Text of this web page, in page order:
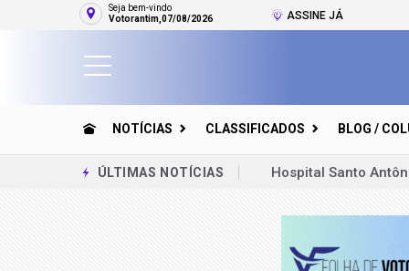
Seja bem-vindo
Votorantim,07/08/2026
ASSINE JÁ
NOTÍCIAS CLASSIFICADOS BLOG /
ÚLTIMAS NOTÍCIAS
Hospital Santo
Luciano Silva
Quartas de final da